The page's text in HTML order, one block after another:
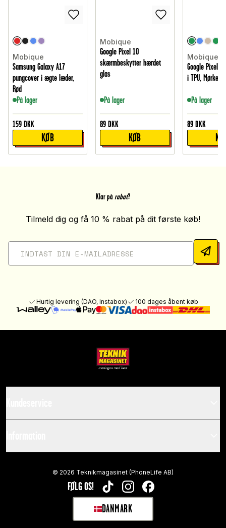
Mobique
Samsung Galaxy A17
pungcover i ægte læder,
Rød
På lager
159 DKK
KØB
Mobique
Google Pixel 10
skærmbeskytter hærdet
glas
På lager
89 DKK
KØB
Mobique
Google Pixel
i TPU,
På lager
89 DKK
Klar på rabat?
Tilmeld dig og få 10 % rabat på dit første køb!
Hurtig levering (DAO, Instabox) 100 dages åbent køb
FØLG OS! TIKTOKINSTAGRAMFACEBOOK
DANMARK
SELECT MARKET
© 2026 Teknikmagasinet (PhoneLife AB)